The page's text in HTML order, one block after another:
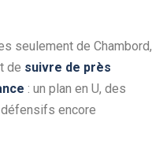
seulement de Chambord,
de suivre de près
: un plan en U, des
défensifs encore